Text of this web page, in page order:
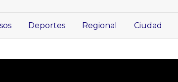
Deportes Regional Ciudad